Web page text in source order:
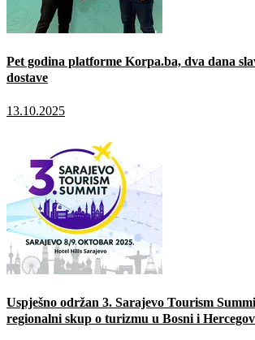
Pet godina platforme Korpa.ba, dva dana
dostave
13.10.2025
Uspješno održan 3. Sarajevo Tourism
regionalni skup o turizmu u Bosni i